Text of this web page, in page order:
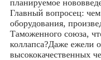
планируемое
Главный вопросец:
оборудования,
Таможенного союза,
коллапса?Даже ежели
высококачественных